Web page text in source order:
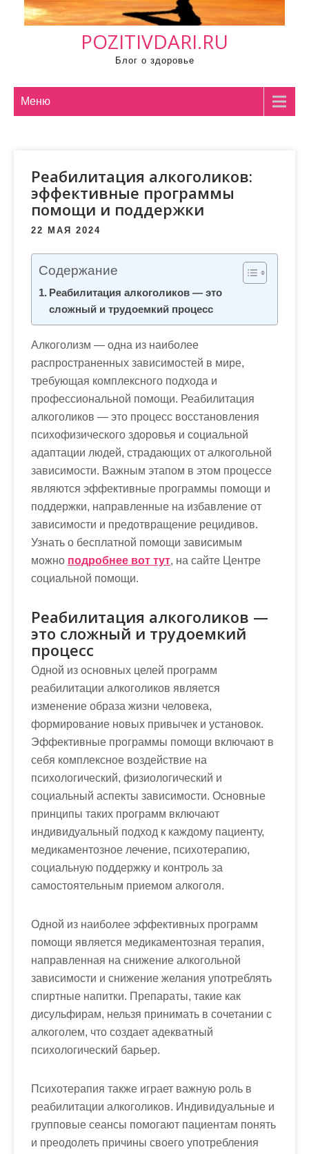
POZITIVDARI.RU
Блог о здоровье
Меню
Реабилитация алкоголиков:
эффективные программы
помощи и поддержки
22 МАЯ 2024
Содержание
Реабилитация алкоголиков — это
сложный и трудоемкий процесс
Алкоголизм — одна из наиболее
распространенных зависимостей в мире,
требующая комплексного подхода и
профессиональной помощи. Реабилитация
алкоголиков — это процесс восстановления
психофизического здоровья и социальной
адаптации людей, страдающих от алкогольной
зависимости. Важным этапом в этом процессе
являются эффективные программы помощи и
поддержки, направленные на избавление от
зависимости и предотвращение рецидивов.
Узнать о бесплатной помощи зависимым
можно подробнее вот тут, на сайте Центре
социальной помощи.
Реабилитация алкоголиков —
это сложный и трудоемкий
процесс
Одной из основных целей программ
реабилитации алкоголиков является
изменение образа жизни человека,
формирование новых привычек и установок.
Эффективные программы помощи включают в
себя комплексное воздействие на
психологический, физиологический и
социальный аспекты зависимости. Основные
принципы таких программ включают
индивидуальный подход к каждому пациенту,
медикаментозное лечение, психотерапию,
социальную поддержку и контроль за
самостоятельным приемом алкоголя.
Одной из наиболее эффективных программ
помощи является медикаментозная терапия,
направленная на снижение алкогольной
зависимости и снижение желания употреблять
спиртные напитки. Препараты, такие как
дисульфирам, нельзя принимать в сочетании с
алкоголем, что создает адекватный
психологический барьер.
Психотерапия также играет важную роль в
реабилитации алкоголиков. Индивидуальные и
групповые сеансы помогают пациентам понять
и преодолеть причины своего употребления